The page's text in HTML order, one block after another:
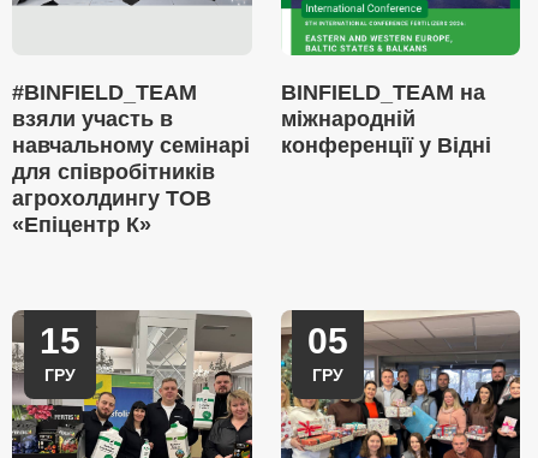
#BINFIELD_TEAM
взяли участь в
навчальному семінарі
для співробітників
агрохолдингу ТОВ
«Епіцентр К»
BINFIELD_TEAM на
міжнародній
конференції у Відні
15
ГРУ
05
ГРУ